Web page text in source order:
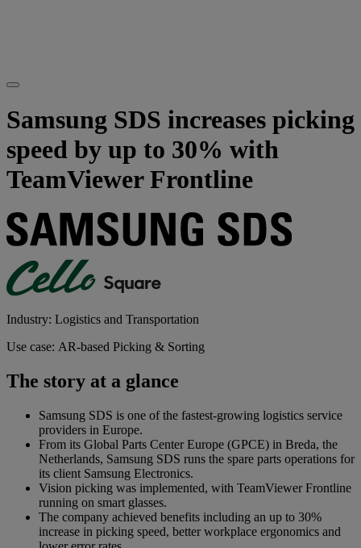
Samsung SDS increases picking
speed by up to 30% with
TeamViewer Frontline
Industry: Logistics and Transportation
Use case: AR-based Picking & Sorting
The story at a glance
Samsung SDS is one of the fastest-growing logistics service
providers in Europe.
From its Global Parts Center Europe (GPCE) in Breda, the
Netherlands, Samsung SDS runs the spare parts operations for
its client Samsung Electronics.
Vision picking was implemented, with TeamViewer Frontline
running on smart glasses.
The company achieved benefits including an up to 30%
increase in picking speed, better workplace ergonomics and